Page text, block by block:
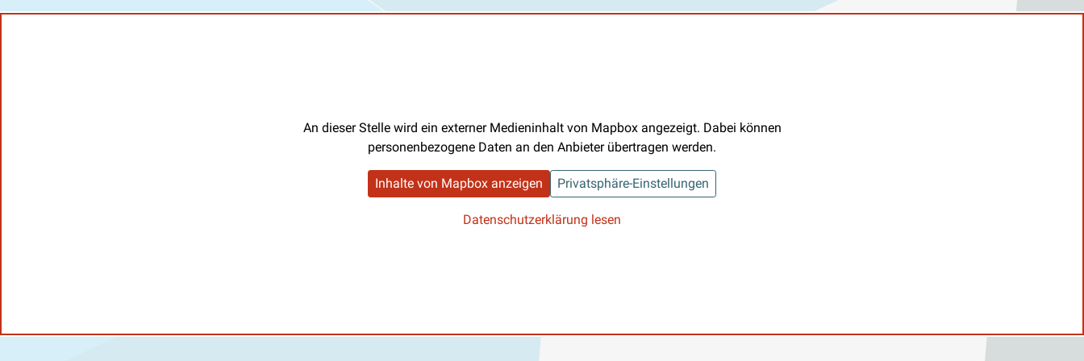
An dieser Stelle wird ein externer Medieninhalt von Mapbox angezeigt. Dabei können
personenbezogene Daten an den Anbieter übertragen werden.
Inhalte von Mapbox anzeigen Privatsphäre-Einstellungen
Datenschutzerklärung lesen